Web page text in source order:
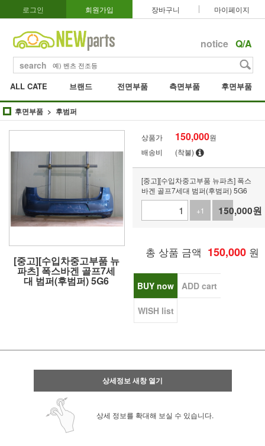
로그인 회원가입 장바구니 마이페이지
notice Q/A
search
ALL CATE 브랜드 전면부품 측면부품 후면부품
후면부품 후범퍼
[중고][수입차중고부품 뉴
파츠] 폭스바겐 골프7세
대 범퍼(후범퍼) 5G6
상품가 150,000원
배송비
(착불)
[중고][수입차중고부품 뉴파츠] 폭스
바겐 골프7세대 범퍼(후범퍼) 5G6
+1
-1
150,000원
총 상품 금액 150,000 원
BUY now ADD cart
WISH list
상세정보 새창 열기
상세 정보를 확대해 보실 수 있습니다.